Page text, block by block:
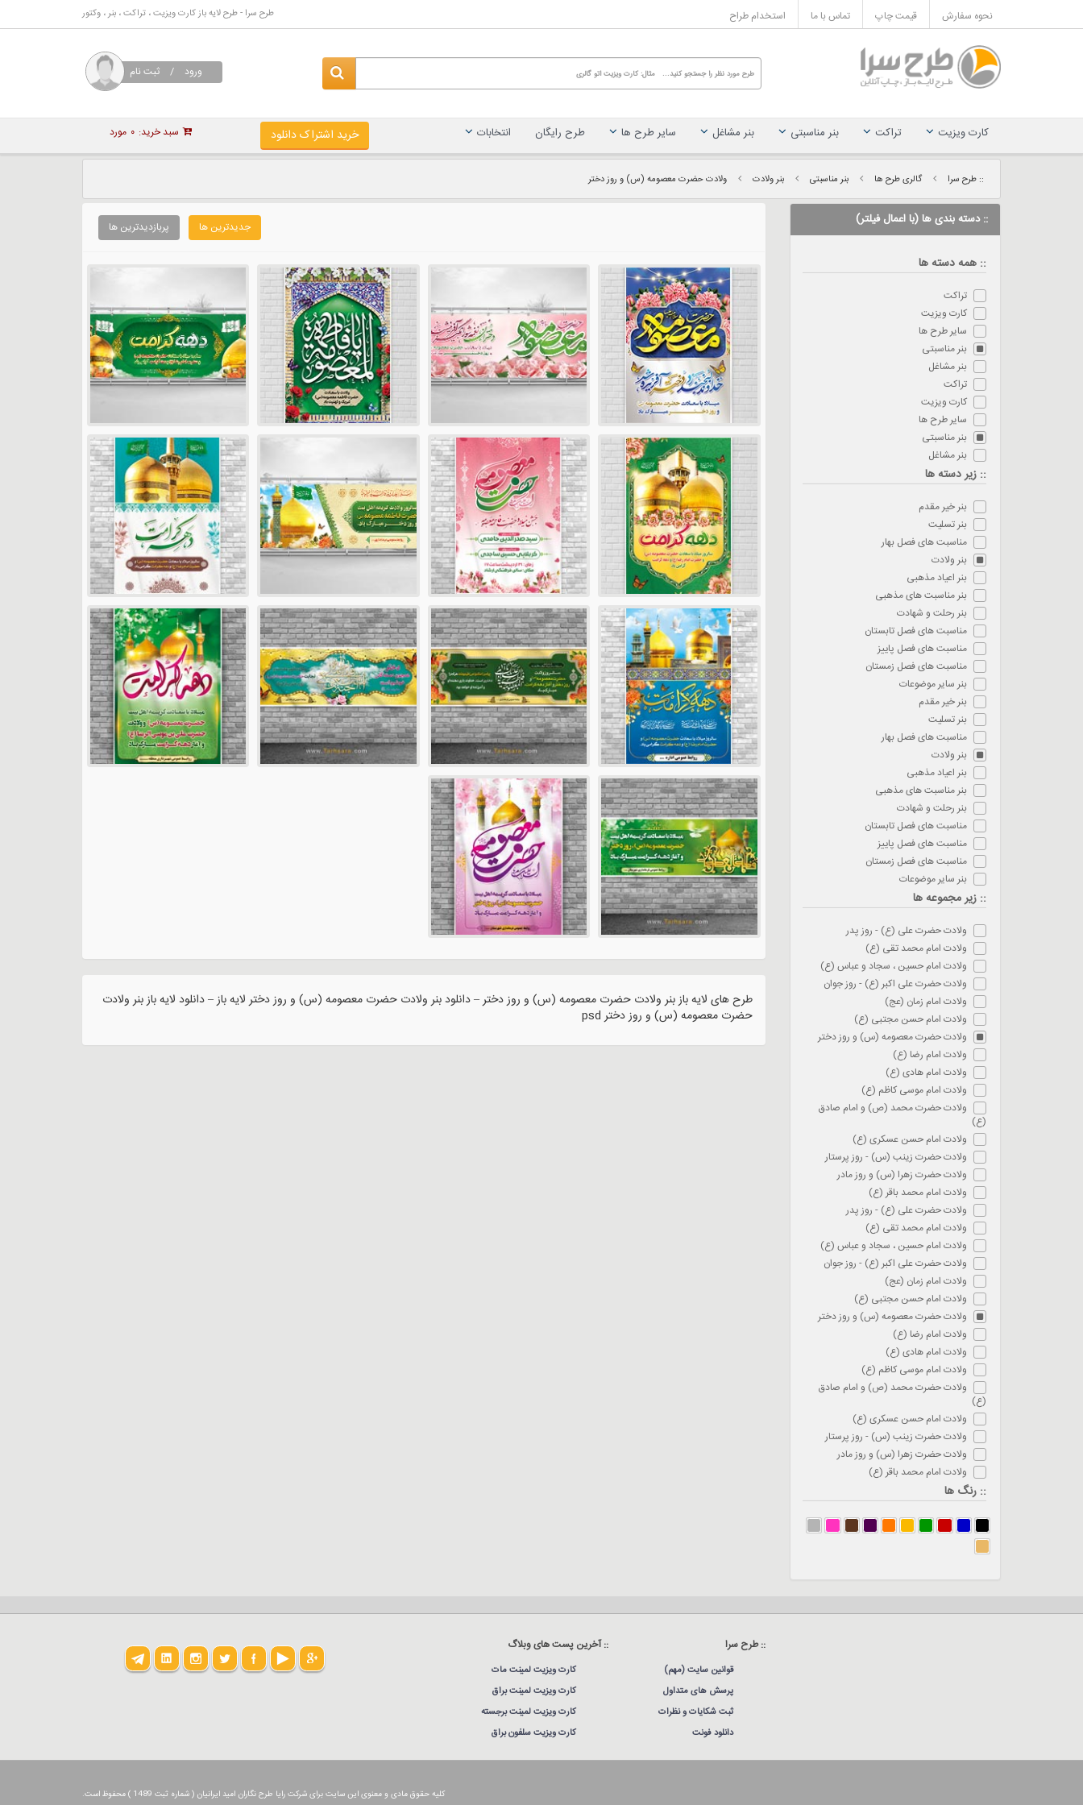
نحوه سفارش قیمت چاپ تماس با ما استخدام طراح طرح سرا - طرح لایه باز کارت ویزیت ، تراکت ، بنر ، وکتور
ورود / ثبت نام
کارت ویزیت تراکت بنر مناسبتی بنر مشاغل سایر طرح ها طرح رایگان انتخابات خرید اشتراک دانلود سبد خرید: ۰ مورد
:: طرح سرا گالری طرح ها بنر مناسبتی بنر ولادت ولادت حضرت معصومه (س) و روز دختر
:: دسته بندی ها (با اعمال فیلتر)
:: همه دسته ها
تراکت
کارت ویزیت
سایر طرح ها
بنر مناسبتی
بنر مشاغل
تراکت
کارت ویزیت
سایر طرح ها
بنر مناسبتی
بنر مشاغل
:: زیر دسته ها
بنر خیر مقدم
بنر تسلیت
مناسبت های فصل بهار
بنر ولادت
بنر اعیاد مذهبی
بنر مناسبت های مذهبی
بنر رحلت و شهادت
مناسبت های فصل تابستان
مناسبت های فصل پاییز
مناسبت های فصل زمستان
بنر سایر موضوعات
بنر خیر مقدم
بنر تسلیت
مناسبت های فصل بهار
بنر ولادت
بنر اعیاد مذهبی
بنر مناسبت های مذهبی
بنر رحلت و شهادت
مناسبت های فصل تابستان
مناسبت های فصل پاییز
مناسبت های فصل زمستان
بنر سایر موضوعات
:: زیر مجموعه ها
ولادت حضرت علی (ع) - روز پدر
ولادت امام محمد تقی (ع)
ولادت امام حسین ، سجاد و عباس (ع)
ولادت حضرت علی اکبر (ع) - روز جوان
ولادت امام زمان (عج)
ولادت امام حسن مجتبی (ع)
ولادت حضرت معصومه (س) و روز دختر
ولادت امام رضا (ع)
ولادت امام هادی (ع)
ولادت امام موسی کاظم (ع)
ولادت حضرت محمد (ص) و امام صادق
(ع)
ولادت امام حسن عسکری (ع)
ولادت حضرت زینب (س) - روز پرستار
ولادت حضرت زهرا (س) و روز مادر
ولادت امام محمد باقر (ع)
ولادت حضرت علی (ع) - روز پدر
ولادت امام محمد تقی (ع)
ولادت امام حسین ، سجاد و عباس (ع)
ولادت حضرت علی اکبر (ع) - روز جوان
ولادت امام زمان (عج)
ولادت امام حسن مجتبی (ع)
ولادت حضرت معصومه (س) و روز دختر
ولادت امام رضا (ع)
ولادت امام هادی (ع)
ولادت امام موسی کاظم (ع)
ولادت حضرت محمد (ص) و امام صادق
(ع)
ولادت امام حسن عسکری (ع)
ولادت حضرت زینب (س) - روز پرستار
ولادت حضرت زهرا (س) و روز مادر
ولادت امام محمد باقر (ع)
:: رنگ ها
جدیدترین ها پربازدیدترین ها
طرح های لایه باز بنر ولادت حضرت معصومه (س) و روز دختر – دانلود بنر ولادت حضرت معصومه (س) و روز دختر لایه باز – دانلود لایه باز بنر ولادت
حضرت معصومه (س) و روز دختر psd
:: طرح سرا
قوانین سایت (مهم)
پرسش های متداول
ثبت شکایات و نظرات
دانلود فونت
:: آخرین پست های وبلاگ
کارت ویزیت لمینت مات
کارت ویزیت لمینت براق
کارت ویزیت لمینت برجسته
کارت ویزیت سلفون براق
کلیه حقوق مادی و معنوی این سایت برای شرکت رایا طرح نگاران امید ایرانیان ( شماره ثبت 1489 ) محفوظ است.